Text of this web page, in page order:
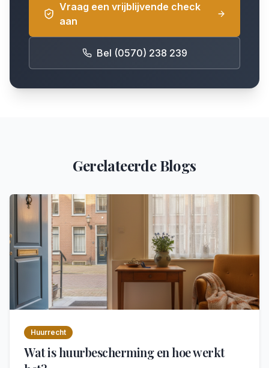
Vraag een vrijblijvende check
aan
Bel (0570) 238 239
Gerelateerde Blogs
Huurrecht
Wat is huurbescherming en hoe werkt